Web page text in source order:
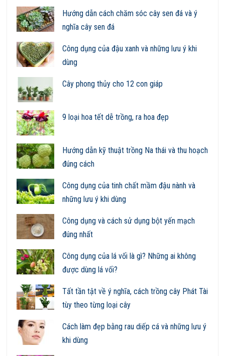
Hướng dẫn cách chăm sóc cây sen đá và ý
nghĩa cây sen đá
Công dụng của đậu xanh và những lưu ý khi
dùng
Cây phong thủy cho 12 con giáp
9 loại hoa tết dễ trồng, ra hoa đẹp
Hướng dẫn kỹ thuật trồng Na thái và thu hoạch
đúng cách
Công dụng của tinh chất mầm đậu nành và
những lưu ý khi dùng
Công dụng và cách sử dụng bột yến mạch
đúng nhất
Công dụng của lá vối là gì? Những ai không
được dùng lá vối?
Tất tần tật về ý nghĩa, cách trồng cây Phát Tài
tùy theo từng loại cây
Cách làm đẹp bằng rau diếp cá và những lưu ý
khi dùng